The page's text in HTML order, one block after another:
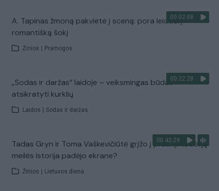
00:02:08
A. Tapinas žmoną pakvietė į sceną: pora leidosi į
romantišką šokį
Žinios Pramogos
00:22:28
„Sodas ir daržas“ laidoje – veiksmingas būdas
atsikratyti kurklių
Laidos Sodas ir daržas
00:42:29
Tadas Gryn ir Toma Vaškevičiūtė grįžo į praeitį: kodėl jų
meilės istorija padėjo ekrane?
Žinios Lietuvos diena